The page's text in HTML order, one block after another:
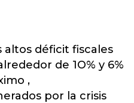
altos déficit fiscales
de 1O% y 6%
,
por la crisis